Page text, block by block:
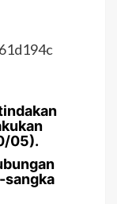
05).
sangka